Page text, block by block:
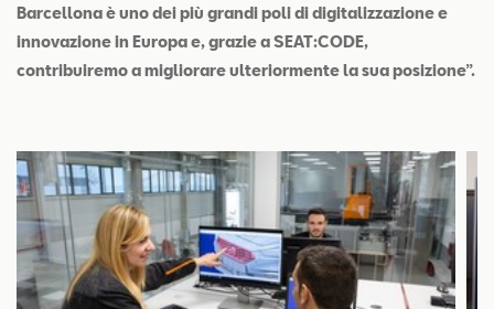
Barcellona è uno dei più grandi poli di digitalizzazione e
innovazione in Europa e, grazie a SEAT:CODE,
contribuiremo a migliorare ulteriormente la sua posizione”.